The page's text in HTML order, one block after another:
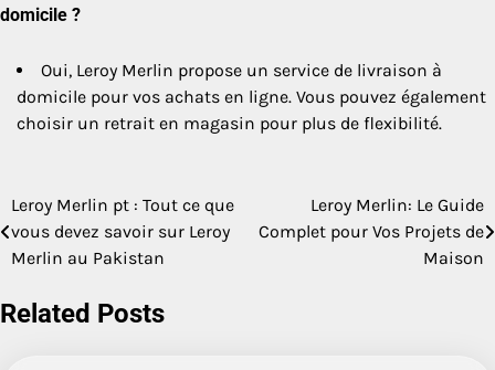
domicile ?
Oui, Leroy Merlin propose un service de livraison à
domicile pour vos achats en ligne. Vous pouvez également
choisir un retrait en magasin pour plus de flexibilité.
Post
navigation
Leroy Merlin pt : Tout ce que
vous devez savoir sur Leroy
Merlin au Pakistan
Leroy Merlin: Le Guide
Complet pour Vos Projets de
Maison
Related Posts